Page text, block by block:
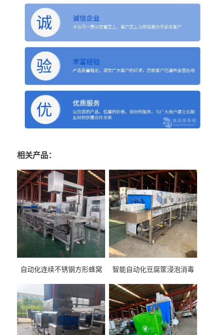
相关产品：
自动化连续不锈钢方形蜂窝
蒸煮设备
智能自动化豆腐筐浸泡消毒
刷洗设备